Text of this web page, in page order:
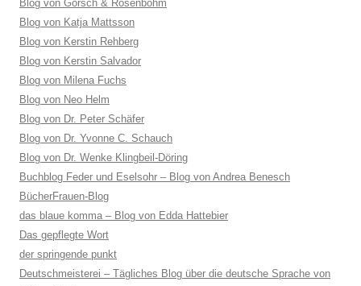
Blog von Görsch & Rosenbohm
Blog von Katja Mattsson
Blog von Kerstin Rehberg
Blog von Kerstin Salvador
Blog von Milena Fuchs
Blog von Neo Helm
Blog von Dr. Peter Schäfer
Blog von Dr. Yvonne C. Schauch
Blog von Dr. Wenke Klingbeil-Döring
Buchblog Feder und Eselsohr – Blog von Andrea Benesch
BücherFrauen-Blog
das blaue komma – Blog von Edda Hattebier
Das gepflegte Wort
der springende punkt
Deutschmeisterei – Tägliches Blog über die deutsche Sprache von